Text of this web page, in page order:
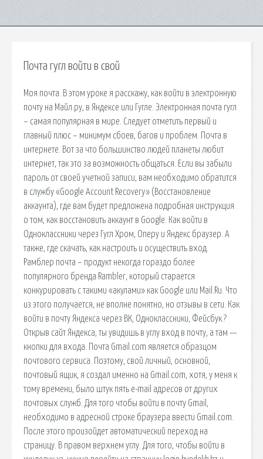
Почта гугл войти в свой
Моя почта. В этом уроке я расскажу, как войти в электронную
почту на Майл.ру, в Яндексе или Гугле. Электронная почта гугл
– самая популярная в мире. Следует отметить первый и
главный плюс – минимум сбоев, багов и проблем. Почта в
интернете. Вот за что большинство людей планеты любит
интернет, так это за возможность общаться. Если вы забыли
пароль от своей учетной записи, вам необходимо обратится
в службу «Google Account Recovery» (Восстановление
аккаунта), где вам будет предложена подробная инструкция
о том, как восстановить аккаунт в Google. Как войти в
Одноклассники через Гугл Хром, Оперу и Яндекс браузер. А
также, где скачать, как настроить и осуществить вход.
Рамблер почта – продукт некогда гораздо более
популярного бренда Rambler, который старается
конкурировать с такими «акулами» как Google или Mail.Ru. Что
из этого получается, не вполне понятно, но отзывы в сети. Как
войти в почту Яндекса через ВК, Одноклассники, Фейсбук.?
Открыв сайт Яндекса, ты увидишь в углу вход в почту, а там —
кнопки для входа. Почта Gmail.com является образцом
почтового сервиса. Поэтому, свой личный, основной,
почтовый ящик, я создал именно на Gmail.com, хотя, у меня к
тому времени, было штук пять e-mail адресов от других
почтовых служб. Для того чтобы войти в почту Gmail,
необходимо в адресной строке браузера ввести Gmail.com.
После этого произойдет автоматический переход на
страницу. В правом верхнем углу. Для того, чтобы войти в